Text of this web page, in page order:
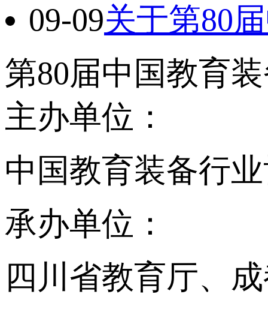
09-09关于第80
第80届中国教育
主办单位：
中国教育装备行
承办单位：
四川省教育厅、